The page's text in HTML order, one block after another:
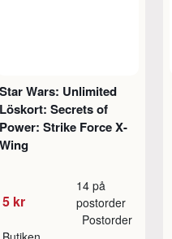
Star Wars: Unlimited
Löskort: Secrets of
Power: Strike Force X-
Wing
5 kr
14 på
postorder
Postorder